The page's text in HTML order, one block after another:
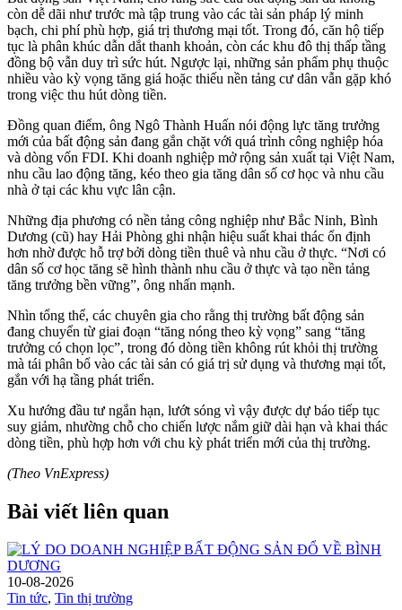
còn dễ dãi như trước mà tập trung vào các tài sản pháp lý minh
bạch, chi phí phù hợp, giá trị thương mại tốt. Trong đó, căn hộ tiếp
tục là phân khúc dẫn dắt thanh khoản, còn các khu đô thị thấp tầng
đồng bộ vẫn duy trì sức hút. Ngược lại, những sản phẩm phụ thuộc
nhiều vào kỳ vọng tăng giá hoặc thiếu nền tảng cư dân vẫn gặp khó
trong việc thu hút dòng tiền.
Đồng quan điểm, ông Ngô Thành Huấn nói động lực tăng trưởng
mới của bất động sản đang gắn chặt với quá trình công nghiệp hóa
và dòng vốn FDI. Khi doanh nghiệp mở rộng sản xuất tại Việt Nam,
nhu cầu lao động tăng, kéo theo gia tăng dân số cơ học và nhu cầu
nhà ở tại các khu vực lân cận.
Những địa phương có nền tảng công nghiệp như Bắc Ninh, Bình
Dương (cũ) hay Hải Phòng ghi nhận hiệu suất khai thác ổn định
hơn nhờ được hỗ trợ bởi dòng tiền thuê và nhu cầu ở thực. “Nơi có
dân số cơ học tăng sẽ hình thành nhu cầu ở thực và tạo nền tảng
tăng trưởng bền vững”, ông nhấn mạnh.
Nhìn tổng thể, các chuyên gia cho rằng thị trường bất động sản
đang chuyển từ giai đoạn “tăng nóng theo kỳ vọng” sang “tăng
trưởng có chọn lọc”, trong đó dòng tiền không rút khỏi thị trường
mà tái phân bổ vào các tài sản có giá trị sử dụng và thương mại tốt,
gắn với hạ tầng phát triển.
Xu hướng đầu tư ngắn hạn, lướt sóng vì vậy được dự báo tiếp tục
suy giảm, nhường chỗ cho chiến lược nắm giữ dài hạn và khai thác
dòng tiền, phù hợp hơn với chu kỳ phát triển mới của thị trường.
(Theo VnExpress)
Bài viết liên quan
10-08-2026
Tin tức, Tin thị trường